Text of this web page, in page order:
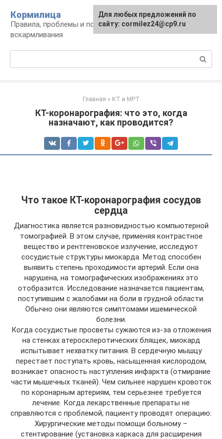
контенту
Кормилица
Правила, проблемы и польза грудного
вскармливания
Главная » КТ и МРТ
КТ-коронарография: что это, когда
назначают, как проводится?
Что такое КТ-коронарография сосудов
сердца
Диагностика является разновидностью компьютерной
томографией. В этом случае, применяя контрастное
вещество и рентгеновское излучение, исследуют
сосудистые структуры миокарда. Метод способен
выявить степень проходимости артерий. Если она
нарушена, на томографических изображениях это
отобразится. Исследование назначается пациентам,
поступившим с жалобами на боли в грудной области.
Обычно они являются симптомами ишемической
болезни.
Когда сосудистые просветы сужаются из-за отложения
на стенках атеросклеротических блящек, миокард
испытывает нехватку питания. В сердечную мышцу
перестает поступать кровь, насыщенная кислородом,
возникает опасность наступления инфаркта (отмирание
части мышечных тканей). Чем сильнее нарушен кровоток
по коронарным артериям, тем серьезнее требуется
лечение. Когда лекарственные препараты не
справляются с проблемой, пациенту проводят операцию.
Хирургические методы помощи больному –
стентирование (установка каркаса для расширения
Для любых предложений по
сайту: cormilez24@cp9.ru